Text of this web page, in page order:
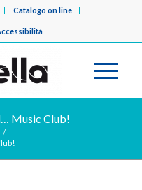
Catalogo on line
Music Club!
/